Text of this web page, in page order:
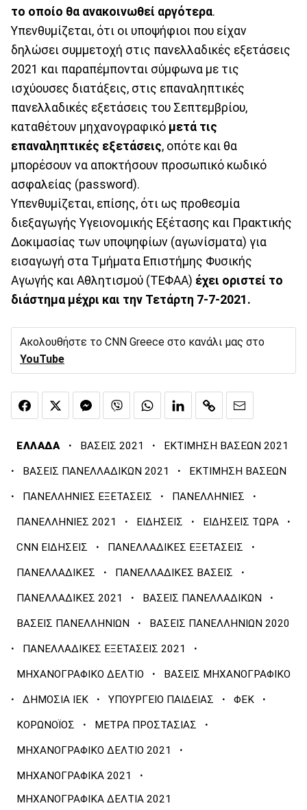
το οποίο θα ανακοινωθεί αργότερα.
Υπενθυμίζεται, ότι οι υποψήφιοι που είχαν
δηλώσει συμμετοχή στις πανελλαδικές εξετάσεις
2021 και παραπέμπονται σύμφωνα με τις
ισχύουσες διατάξεις, στις επαναληπτικές
πανελλαδικές εξετάσεις του Σεπτεμβρίου,
καταθέτουν μηχανογραφικό μετά τις
επαναληπτικές εξετάσεις, οπότε και θα
μπορέσουν να αποκτήσουν προσωπικό κωδικό
ασφαλείας (password).
Υπενθυμίζεται, επίσης, ότι ως προθεσμία
διεξαγωγής Υγειονομικής Εξέτασης και Πρακτικής
Δοκιμασίας των υποψηφίων (αγωνίσματα) για
εισαγωγή στα Τμήματα Επιστήμης Φυσικής
Αγωγής και Αθλητισμού (ΤΕΦΑΑ) έχει οριστεί το
διάστημα μέχρι και την Τετάρτη 7-7-2021.
Ακολουθήστε το CNN Greece στο κανάλι μας στο
YouTube
ΕΛΛΑΔΑ · ΒΑΣΕΙΣ 2021 · ΕΚΤΙΜΗΣΗ ΒΑΣΕΩΝ 2021
· ΒΑΣΕΙΣ ΠΑΝΕΛΛΑΔΙΚΩΝ 2021 · ΕΚΤΙΜΗΣΗ ΒΑΣΕΩΝ
· ΠΑΝΕΛΛΗΝΙΕΣ ΕΞΕΤΑΣΕΙΣ · ΠΑΝΕΛΛΗΝΙΕΣ ·
ΠΑΝΕΛΛΗΝΙΕΣ 2021 · ΕΙΔΗΣΕΙΣ · ΕΙΔΗΣΕΙΣ ΤΩΡΑ ·
CNN ΕΙΔΗΣΕΙΣ · ΠΑΝΕΛΛΑΔΙΚΕΣ ΕΞΕΤΑΣΕΙΣ ·
ΠΑΝΕΛΛΑΔΙΚΕΣ · ΠΑΝΕΛΛΑΔΙΚΕΣ ΒΑΣΕΙΣ ·
ΠΑΝΕΛΛΑΔΙΚΕΣ 2021 · ΒΑΣΕΙΣ ΠΑΝΕΛΛΑΔΙΚΩΝ ·
ΒΑΣΕΙΣ ΠΑΝΕΛΛΗΝΙΩΝ · ΒΑΣΕΙΣ ΠΑΝΕΛΛΗΝΙΩΝ 2020
· ΠΑΝΕΛΛΑΔΙΚΕΣ ΕΞΕΤΑΣΕΙΣ 2021 ·
ΜΗΧΑΝΟΓΡΑΦΙΚΟ ΔΕΛΤΙΟ · ΒΑΣΕΙΣ ΜΗΧΑΝΟΓΡΑΦΙΚΟ
· ΔΗΜΟΣΙΑ ΙΕΚ · ΥΠΟΥΡΓΕΙΟ ΠΑΙΔΕΙΑΣ · ΦΕΚ ·
ΚΟΡΩΝΟΪΟΣ · ΜΕΤΡΑ ΠΡΟΣΤΑΣΙΑΣ ·
ΜΗΧΑΝΟΓΡΑΦΙΚΟ ΔΕΛΤΙΟ 2021 ·
ΜΗΧΑΝΟΓΡΑΦΙΚΑ 2021 ·
ΜΗΧΑΝΟΓΡΑΦΙΚΑ ΔΕΛΤΙΑ 2021